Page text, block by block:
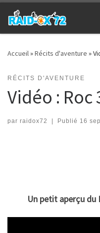
Passer au contenu
Accueil»Récits d'aventure »
RÉCITS D'AVENTURE
Vidéo : Roc
par raidox72 | Publié 16
Un petit aperçu du